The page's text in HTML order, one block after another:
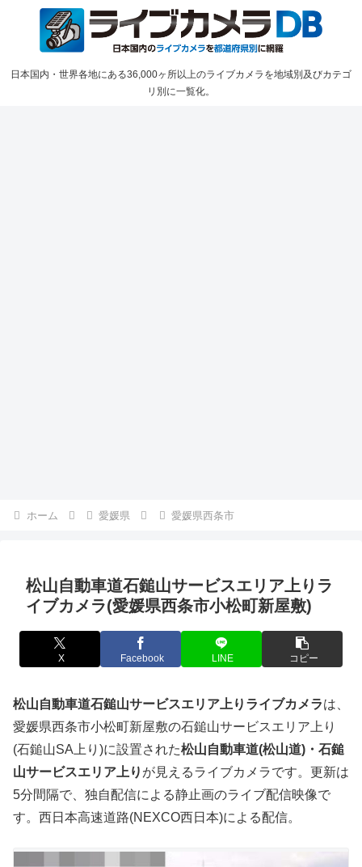
日本国内・世界各地にある36,000ヶ所以上のライブカメラを地域別及びカテゴ
リ別に一覧化。
ホーム 愛媛県 愛媛県西条市
松山自動車道石鎚山サービスエリア上りラ
イブカメラ(愛媛県西条市小松町新屋敷)
X Facebook LINE コピー
松山自動車道石鎚山サービスエリア上りライブカメラは、
愛媛県西条市小松町新屋敷の石鎚山サービスエリア上り
(石鎚山SA上り)に設置された松山自動車道(松山道)・石鎚
山サービスエリア上り が見えるライブカメラです。更新は
5分間隔で、独自配信による静止画のライブ配信映像で
す。西日本高速道路(NEXCO西日本)による配信。